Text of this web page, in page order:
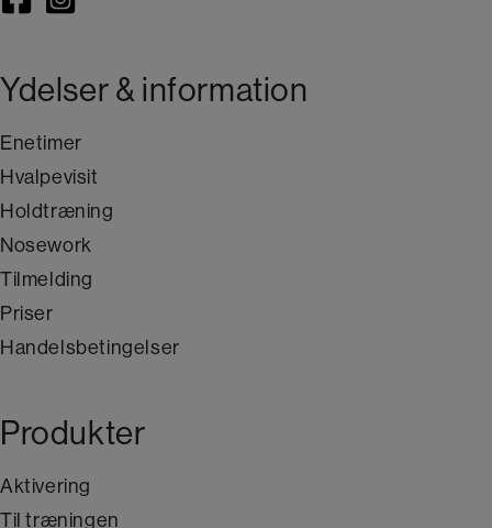
Ydelser & information
Enetimer
Hvalpevisit
Holdtræning
Nosework
Tilmelding
Priser
Handelsbetingelser
Produkter
Aktivering
Til træningen